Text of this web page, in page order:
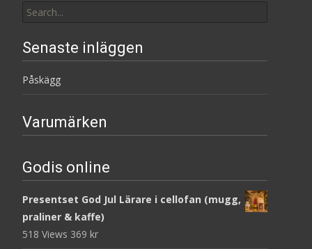
for:
Senaste inläggen
Påskägg
Varumärken
Godis online
Presentset God Jul Lärare i cellofan (mugg,
praliner & kaffe)
518 Views 369 kr